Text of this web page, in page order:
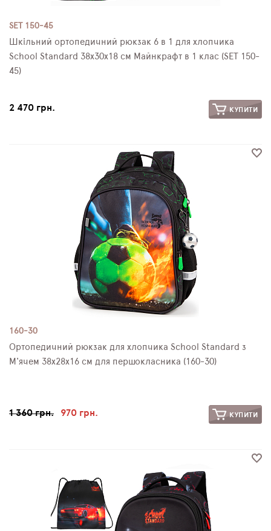
SET 150-45
Шкільний ортопедичний рюкзак 6 в 1 для хлопчика
School Standard 38х30х18 см Майнкрафт в 1 клас (SET 150-
45)
2 470 грн. КУПИТИ
160-30
Ортопедичний рюкзак для хлопчика School Standard з
М'ячем 38х28х16 см для першокласника (160-30)
1 360 грн. 970 грн. КУПИТИ